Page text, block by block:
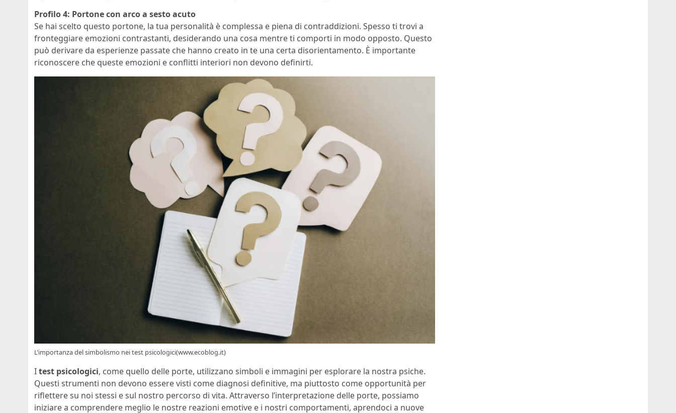
Profilo 4: Portone con arco a sesto acuto
Se hai scelto questo portone, la tua personalità è complessa e piena di contraddizioni. Spesso ti trovi a
fronteggiare emozioni contrastanti, desiderando una cosa mentre ti comporti in modo opposto. Questo
può derivare da esperienze passate che hanno creato in te una certa disorientamento. È importante
riconoscere che queste emozioni e conflitti interiori non devono definirti.
L’importanza del simbolismo nei test psicologici(www.ecoblog.it)
Itest psicologici, come quello delle porte, utilizzano simboli e immagini per esplorare la nostra psiche.
Questi strumenti non devono essere visti come diagnosi definitive, ma piuttosto come opportunità per
riflettere su noi stessi e sul nostro percorso di vita. Attraverso l’interpretazione delle porte, possiamo
iniziare a comprendere meglio le nostre reazioni emotive e i nostri comportamenti, aprendoci a nuove